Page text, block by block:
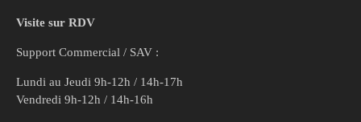
Visite sur RDV
Support Commercial / SAV :
Lundi au Jeudi 9h-12h / 14h-17h
Vendredi 9h-12h / 14h-16h